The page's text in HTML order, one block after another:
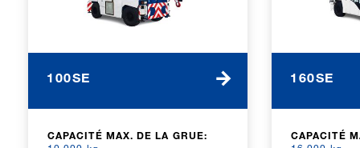
100SE
CAPACITÉ MAX. DE LA GRUE:
160SE
CAPACITÉ